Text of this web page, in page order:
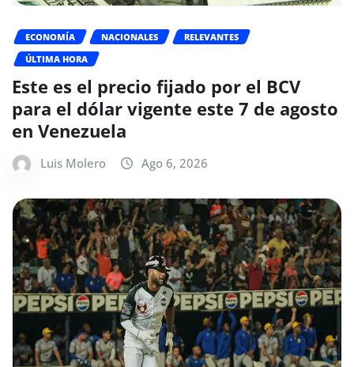
ECONOMÍA NACIONALES
RELEVANTES
ÚLTIMA HORA
Este es el precio fijado por el BCV
para el dólar vigente este 7 de agosto
en Venezuela
Luis Molero Ago 6, 2026